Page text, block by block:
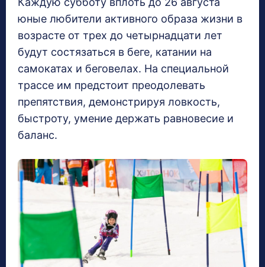
юные любители активного образа жизни в
возрасте от трех до четырнадцати лет
будут состязаться в беге, катании на
самокатах и беговелах. На специальной
трассе им предстоит преодолевать
препятствия, демонстрируя ловкость,
быстроту, умение держать равновесие и
баланс.